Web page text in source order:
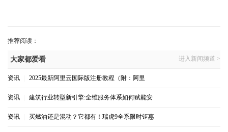
推荐阅读：
大家都爱看 进入新闻频道 >
资讯 2025最新阿里云国际版注册教程（附：阿里
资讯 建筑行业转型新引擎:全维服务体系如何赋能安
资讯 买燃油还是混动？它都有！瑞虎9全系限时钜惠